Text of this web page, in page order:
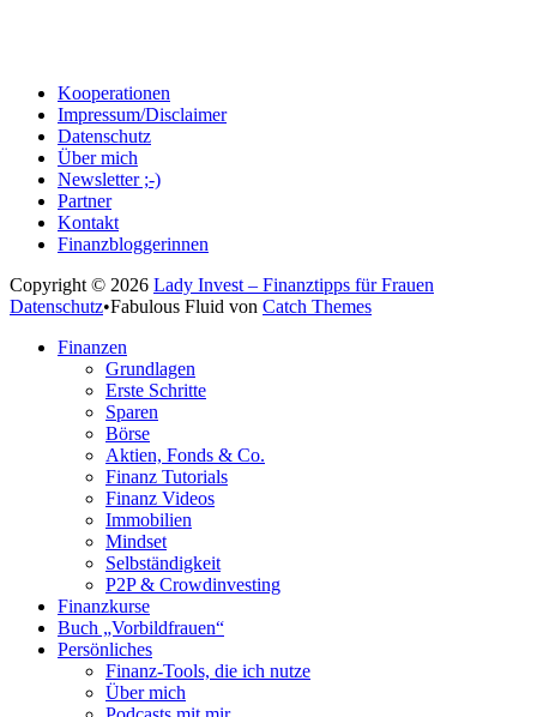
Kooperationen
Impressum/Disclaimer
Datenschutz
Über mich
Newsletter ;-)
Partner
Kontakt
Finanzbloggerinnen
Copyright © 2026 Lady Invest – Finanztipps für Frauen
Datenschutz•Fabulous Fluid von Catch Themes
oben
Finanzen
Grundlagen
Erste Schritte
Sparen
Börse
Aktien, Fonds & Co.
Finanz Tutorials
Finanz Videos
Immobilien
Mindset
Selbständigkeit
P2P & Crowdinvesting
Finanzkurse
Buch „Vorbildfrauen“
Persönliches
Finanz-Tools, die ich nutze
Über mich